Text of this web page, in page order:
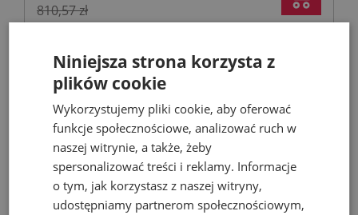
810,57 zł
Niniejsza strona korzysta z
plików cookie
Wykorzystujemy pliki cookie, aby oferować
funkcje społecznościowe, analizować ruch w
naszej witrynie, a także, żeby
spersonalizować treści i reklamy. Informacje
o tym, jak korzystasz z naszej witryny,
udostępniamy partnerom społecznościowym,